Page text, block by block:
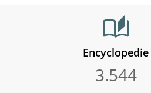
auto_stories
Encyclopedie
3.544